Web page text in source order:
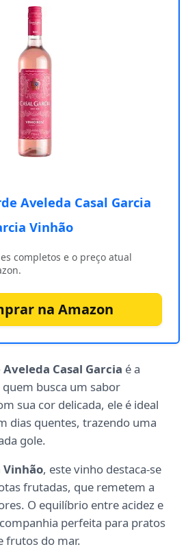
Aveleda Casal Garcia
Vinhão
completos e o preço atual
na Amazon
Casal Garcia é a
busca um sabor
sua cor delicada, ele é ideal
dias quentes, trazendo uma
gole.
Vinhão, este vinho destaca-se
frutadas, que remetem a
O equilíbrio entre acidez e
perfeita para pratos
frutos do mar.